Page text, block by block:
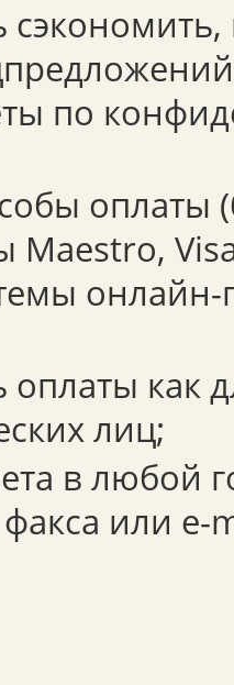
по
оплаты
Maestro,
онлайн-
как
лиц;
в любой
или e-